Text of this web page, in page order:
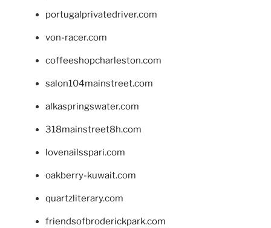
portugalprivatedriver.com
von-racer.com
coffeeshopcharleston.com
salon104mainstreet.com
alkaspringswater.com
318mainstreet8h.com
lovenailsspari.com
oakberry-kuwait.com
quartzliterary.com
friendsofbroderickpark.com